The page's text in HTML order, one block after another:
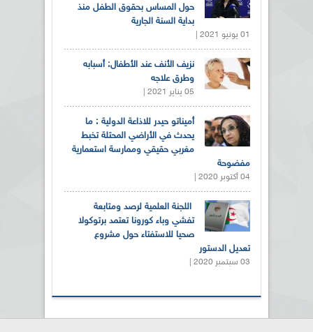
حول المساس بحقوق الطفل منذ
بداية السنة الجارية
01 يونيو 2021 |
نزيف الأنف عند الأطفال: أسبابه
وطرق علاجه
05 يناير 2021 |
أميناتو حيدر للاذاعة الدولية : ما
يحدث في الأراضي المحتلة تخبط
مغربي حقيقي وممارسة استعمارية
مفضوحة
04 أكتوبر 2020 |
اللجنة العلمية لرصد ومتابعة
تفشي وباء كورونا تعتمد برتوكولا
صحيا للاستفتاء حول مشروع
تعديل الدستور
03 سبتمبر 2020 |